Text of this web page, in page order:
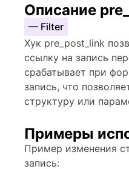
Описание
— Filter
Хук pre_post_link
ссылку на запись
срабатывает при
запись, что
структуру или
Примеры
Пример изменения
запись: